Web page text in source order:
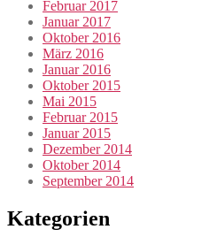
Februar 2017
Januar 2017
Oktober 2016
März 2016
Januar 2016
Oktober 2015
Mai 2015
Februar 2015
Januar 2015
Dezember 2014
Oktober 2014
September 2014
Kategorien